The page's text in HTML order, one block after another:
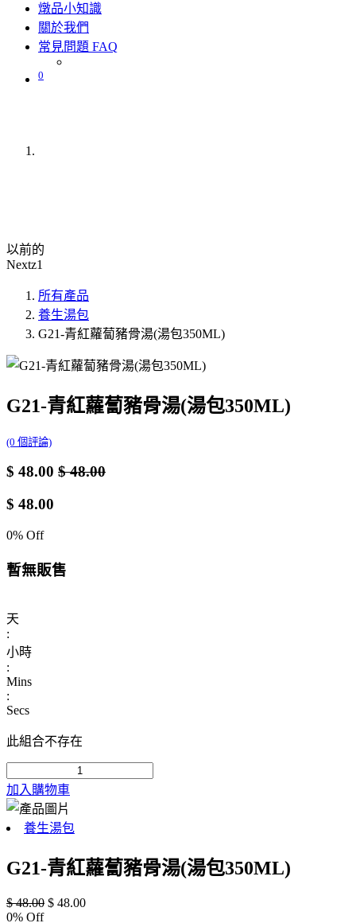
燉品小知識
關於我們
常見問題 FAQ
0
以前的
Nextz1
所有產品
養生湯包
G21-青紅蘿蔔豬骨湯(湯包350ML)
G21-青紅蘿蔔豬骨湯(湯包350ML)
(0 個評論)
$ 48.00 $48.00
$ 48.00
0% Off
暫無販售
天
:
小時
:
Mins
:
Secs
此組合不存在
加入購物車
養生湯包
G21-青紅蘿蔔豬骨湯(湯包350ML)
$48.00 $ 48.00
0% Off